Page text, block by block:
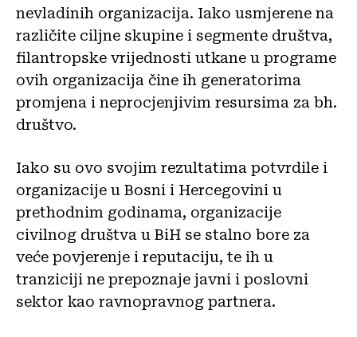
nevladinih organizacija. Iako usmjerene na
različite ciljne skupine i segmente društva,
filantropske vrijednosti utkane u programe
ovih organizacija čine ih generatorima
promjena i neprocjenjivim resursima za bh.
društvo.
Iako su ovo svojim rezultatima potvrdile i
organizacije u Bosni i Hercegovini u
prethodnim godinama, organizacije
civilnog društva u BiH se stalno bore za
veće povjerenje i reputaciju, te ih u
tranziciji ne prepoznaje javni i poslovni
sektor kao ravnopravnog partnera.